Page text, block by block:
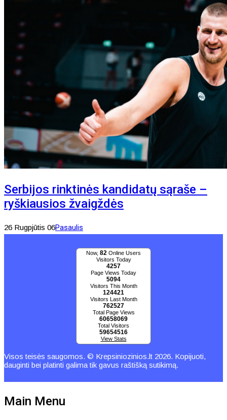
Serbijos rinktinės kandidatų sąraše –
ryškiausios žvaigždės
26 Rugpjūtis 06Pasaulis
Now, 82 Online Users
Visitors Today
4257
Page Views Today
5094
Visitors This Month
124421
Visitors Last Month
762527
Total Page Views
60658069
Total Visitors
59654516
View Stats
Visos teisės saugomos. © Krepsiniozinios.lt 2026. Kopijuoti,
dauginti bei platinti galima tik gavus raštišką sutikimą.
Main Menu